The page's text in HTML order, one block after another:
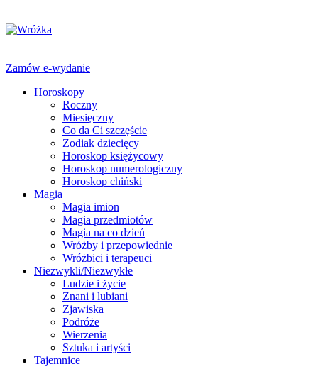
Zamów e-wydanie
Horoskopy
Roczny
Miesięczny
Co da Ci szczęście
Zodiak dziecięcy
Horoskop księżycowy
Horoskop numerologiczny
Horoskop chiński
Magia
Magia imion
Magia przedmiotów
Magia na co dzień
Wróżby i przepowiednie
Wróżbici i terapeuci
Niezwykli/Niezwykłe
Ludzie i życie
Znani i lubiani
Zjawiska
Podróże
Wierzenia
Sztuka i artyści
Tajemnice